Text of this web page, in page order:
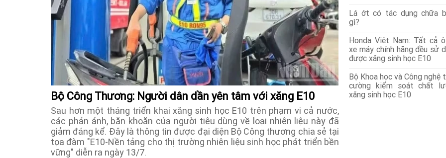
Bộ Công Thương: Người dân dần yên tâm với xăng E10
Sau hơn một tháng triển khai xăng sinh học E10 trên phạm vi cả nước,
các phản ánh, băn khoăn của người tiêu dùng về loại nhiên liệu này đã
giảm đáng kể. Đây là thông tin được đại diện Bộ Công thương chia sẻ tại
tọa đàm "E10-Nền tảng cho thị trường nhiên liệu sinh học phát triển bền
vững" diễn ra ngày 13/7.
Lá ớt có tác dụng chữa
gì?
Honda Việt Nam: Tất cả
xe máy chính hãng đều sử
được xăng sinh học E10
Bộ Khoa học và Công nghệ
cường kiểm soát chất
xăng sinh học E10